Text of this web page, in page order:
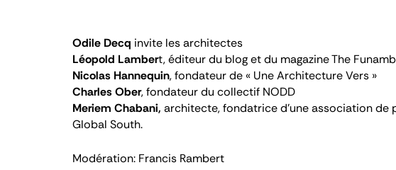
Odile Decq invite les architectes
Léopold Lambert, éditeur du blog et du magazine The
Nicolas Hannequin, fondateur de « Une Architecture Vers »
Charles Ober, fondateur du collectif NODD
Meriem Chabani, architecte, fondatrice d’une association
Global South.
Modération: Francis Rambert